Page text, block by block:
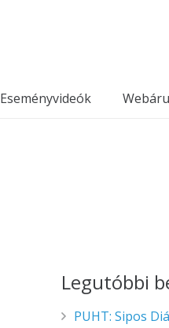
Eseményvideók
Legutóbbi
PUHT: Sipos